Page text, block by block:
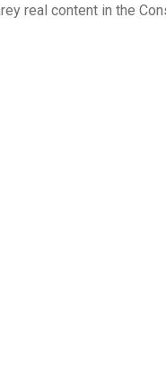
real content in the